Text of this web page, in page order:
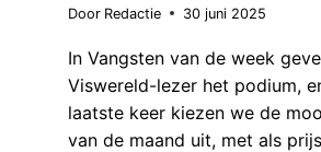
Door Redactie 30 juni 2025
In Vangsten van de week
Viswereld-lezer het podium,
laatste keer kiezen we de
van de maand uit, met als